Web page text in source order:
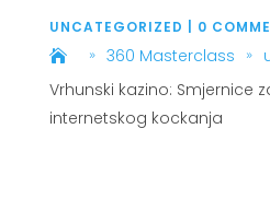
UNCATEGORIZED 0
9 360 Masterclass 9
Vrhunski kazino: Smjernice
internetskog kockanja